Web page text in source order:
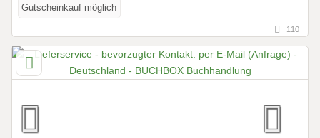
Gutscheinkauf möglich
110